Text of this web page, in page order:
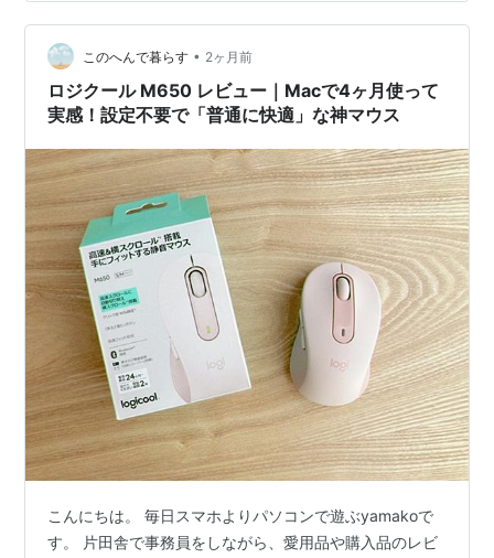
このへんで暮らす • 2ヶ月前
ロジクール M650 レビュー｜Macで4ヶ月使って
実感！設定不要で「普通に快適」な神マウス
こんにちは。 毎日スマホよりパソコンで遊ぶyamakoで
す。 片田舎で事務員をしながら、愛用品や購入品のレビ